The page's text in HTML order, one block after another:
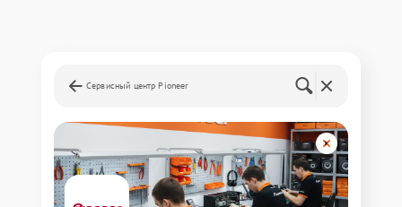
Сервисный центр Pioneer